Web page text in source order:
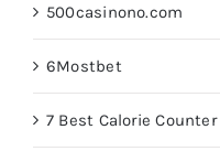
500casinono.com
6Mostbet
7 Best Calorie